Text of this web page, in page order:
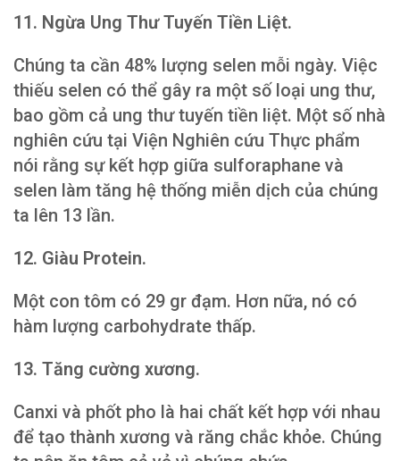
11. Ngừa Ung Thư Tuyến Tiền Liệt.
Chúng ta cần 48% lượng selen mỗi ngày. Việc
thiếu selen có thể gây ra một số loại ung thư,
bao gồm cả ung thư tuyến tiền liệt. Một số nhà
nghiên cứu tại Viện Nghiên cứu Thực phẩm
nói rằng sự kết hợp giữa sulforaphane và
selen làm tăng hệ thống miễn dịch của chúng
ta lên 13 lần.
12. Giàu Protein.
Một con tôm có 29 gr đạm. Hơn nữa, nó có
hàm lượng carbohydrate thấp.
13. Tăng cường xương.
Canxi và phốt pho là hai chất kết hợp với nhau
để tạo thành xương và răng chắc khỏe. Chúng